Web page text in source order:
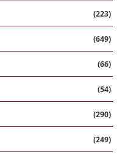
(223)
(649)
(66)
(54)
(290)
(249)